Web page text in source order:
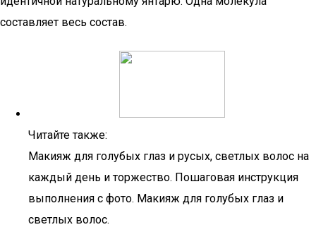
составляет весь состав.
Читайте также:
Макияж для голубых глаз и русых, светлых волос на
каждый день и торжество. Пошаговая инструкция
выполнения с фото. Макияж для голубых глаз и
светлых волос.